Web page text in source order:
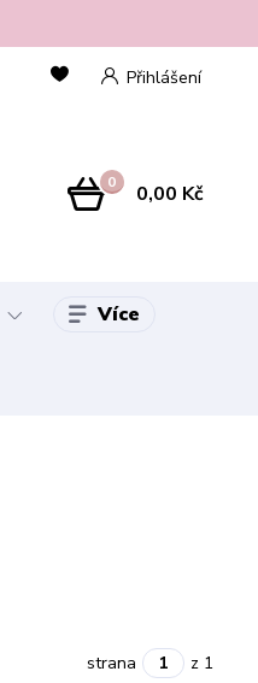
Přihlášení
0 0,00 Kč
Více
strana z 1